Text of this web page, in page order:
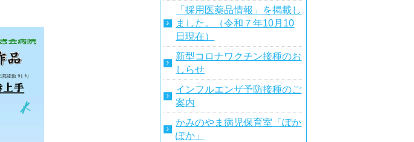
「採用医薬品情報」を掲載し
ました。（令和７年10月10
日現在）
新型コロナワクチン接種のお
しらせ
インフルエンザ予防接種のご
案内
かみのやま病児保育室「ぽか
ぽか」